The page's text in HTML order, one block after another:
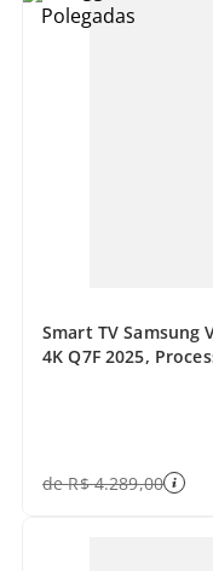
Smart TV Samsung
4K Q7F 2025,
deR$ 4.289,00